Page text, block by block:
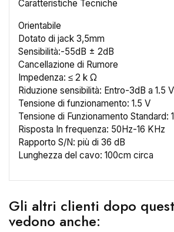
Caratteristiche Tecniche
Orientabile
Dotato di jack 3,5mm
Sensibilità:-55dB ± 2dB
Cancellazione di Rumore
Impedenza: ≤ 2 k Ω
Riduzione sensibilità: Entro-3dB a 1.5 V
Tensione di funzionamento: 1.5 V
Tensione di Funzionamento Standard:
Risposta In frequenza: 50Hz-16 KHz
Rapporto S/N: più di 36 dB
Lunghezza del cavo: 100cm circa
Gli altri clienti dopo
vedono anche:
Crea lista dei desideri
Nome lista dei desideri